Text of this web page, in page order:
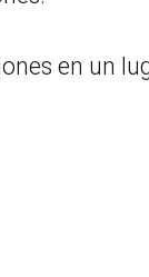
en un